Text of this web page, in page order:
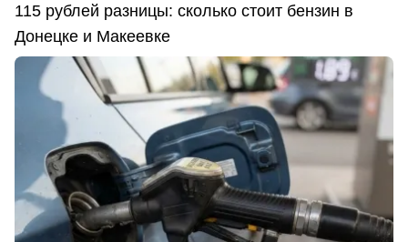
115 рублей разницы: сколько стоит бензин в
Донецке и Макеевке